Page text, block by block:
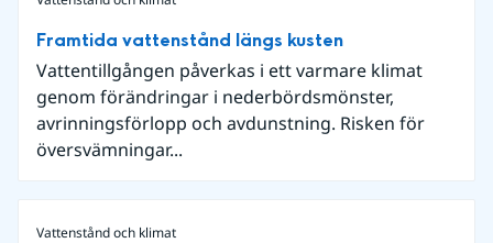
Framtida vattenstånd längs kusten
Vattentillgången påverkas i ett varmare klimat
genom förändringar i nederbördsmönster,
avrinningsförlopp och avdunstning. Risken för
översvämningar...
Vattenstånd och klimat